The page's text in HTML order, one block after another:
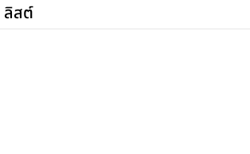
ลิสต์